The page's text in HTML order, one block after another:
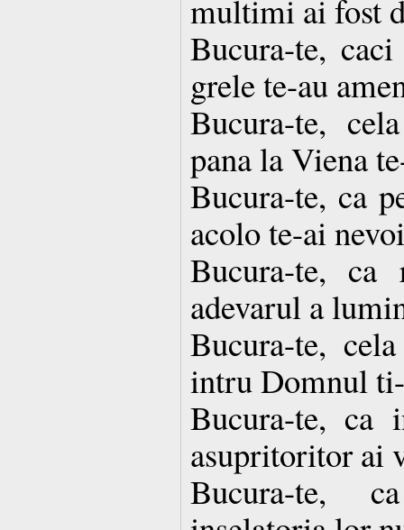
multimi ai fost
Bucura-te,
grele te-au
Bucura-te,
pana la Viena
Bucura-te, ca
acolo te-ai
Bucura-te, ca
adevarul a
Bucura-te,
intru Domnul
Bucura-te,
asupritoritor ai
Bucura-te,